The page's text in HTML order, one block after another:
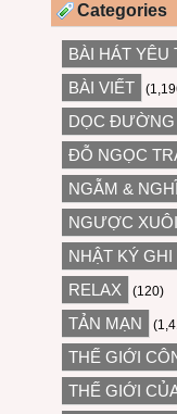
Categories
BÀI HÁT YÊU
BÀI VIẾT
DỌC ĐƯỜNG
ĐỖ NGỌC
NGẪM & NGHĨ
NGƯỢC
NHẬT KÝ GHI
RELAX (120)
TẢN MẠN
THẾ GIỚI
THẾ GIỚI